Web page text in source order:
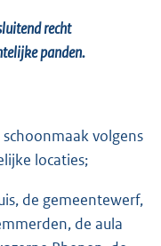
recht
panden.
volgens
locaties;
de gemeentewerf,
de aula